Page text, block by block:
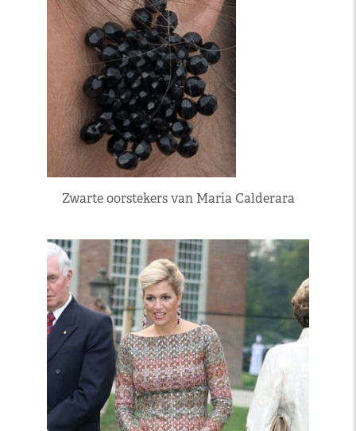
Zwarte oorstekers van Maria Calderara